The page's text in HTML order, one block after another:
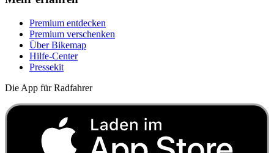
Premium entdecken
Premium verschenken
Über Bikemap
Hilfe-Center
Pressekit
Die App für Radfahrer